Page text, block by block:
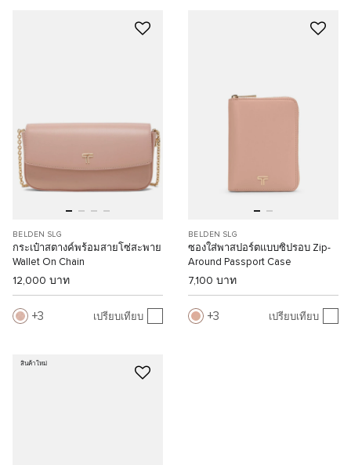
BELDEN SLG
กระเป๋าสตางค์พร้อมสายโซ่สะพาย
Wallet On Chain
12,000 บาท
3 เปรียบเทียบ
BELDEN SLG
ซองใส่พาสปอร์ตแบบซิปรอบ Zip-
Around Passport Case
7,100 บาท
3 เปรียบเทียบ
สินค้าใหม่